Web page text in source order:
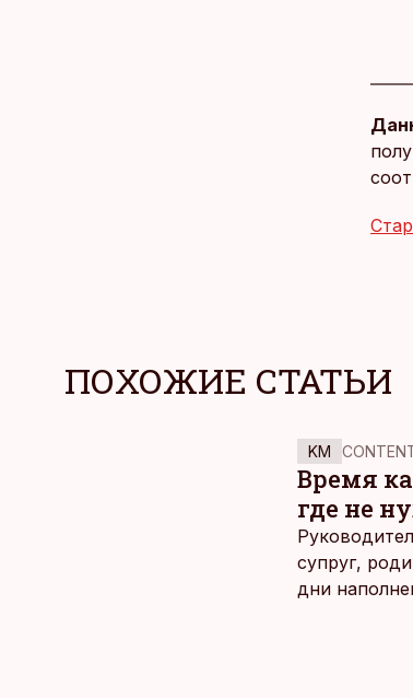
ПОХОЖИЕ СТАТЬИ
KM
Время
где не
супруг,
дни